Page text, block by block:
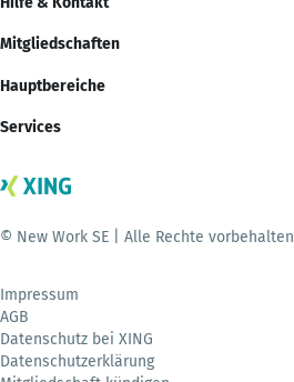
Mitgliedschaften
Hauptbereiche
Services
© New Work SE | Alle Rechte vorbehalten
Impressum
AGB
Datenschutz bei XING
Datenschutzerklärung